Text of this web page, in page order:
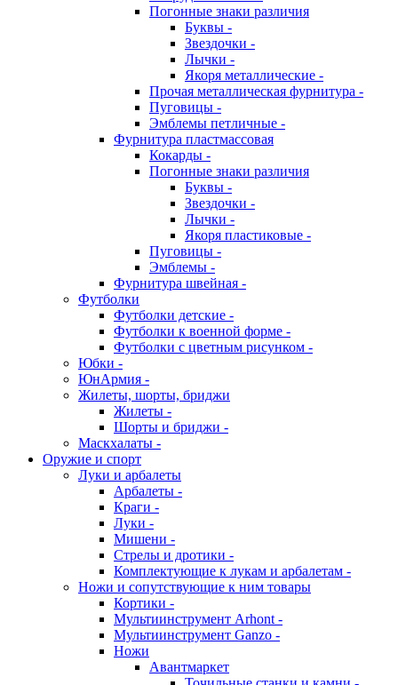
Погонные знаки различия
Буквы -
Звездочки -
Лычки -
Якоря металлические -
Прочая металлическая фурнитура -
Пуговицы -
Эмблемы петличные -
Фурнитура пластмассовая
Кокарды -
Погонные знаки различия
Буквы -
Звездочки -
Лычки -
Якоря пластиковые -
Пуговицы -
Эмблемы -
Фурнитура швейная -
Футболки
Футболки детские -
Футболки к военной форме -
Футболки с цветным рисунком -
Юбки -
ЮнАрмия -
Жилеты, шорты, бриджи
Жилеты -
Шорты и бриджи -
Маскхалаты -
Оружие и спорт
Луки и арбалеты
Арбалеты -
Краги -
Луки -
Мишени -
Стрелы и дротики -
Комплектующие к лукам и арбалетам -
Ножи и сопутствующие к ним товары
Кортики -
Мультиинструмент Arhont -
Мультиинструмент Ganzo -
Ножи
Авантмаркет